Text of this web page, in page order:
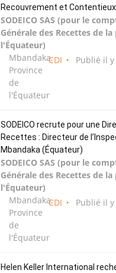
Recouvrement et
SODEICO SAS (pour le
Générale des Recettes de
l'Équateur)
Mbandaka,
Province
de
l'Équateur
CDI Publié il
SODEICO recrute pour une
Recettes : Directeur de
Mbandaka (Équateur)
SODEICO SAS (pour le
Générale des Recettes de
l'Équateur)
Mbandaka,
Province
de
l'Équateur
CDI Publié il
Helen Keller International